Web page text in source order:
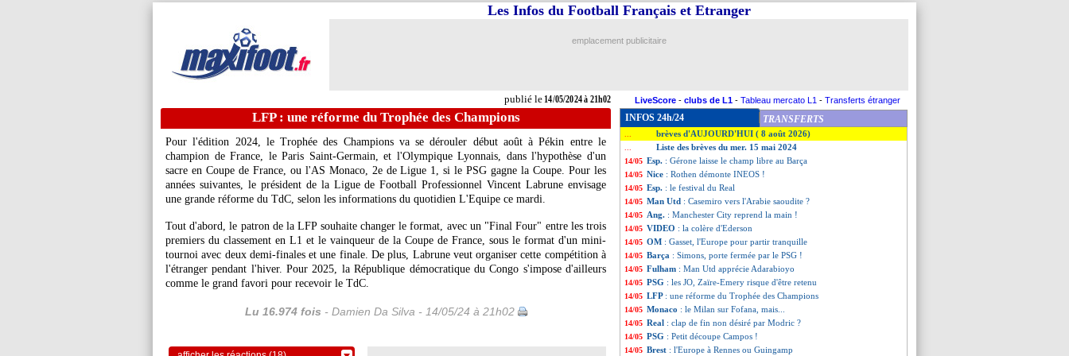
publié le14/05/2024 à 21h02
Les Infos du Football Français et Etranger
emplacement publicitaire
LiveScore - clubs de L1 - Tableau mercato L1 - Transferts étranger
LFP : une réforme du Trophée des Champions
Pour l'édition 2024, le Trophée des Champions va se dérouler début août à Pékin entre le
champion de France, le Paris Saint-Germain, et l'Olympique Lyonnais, dans l'hypothèse d'un
sacre en Coupe de France, ou l'AS Monaco, 2e de Ligue 1, si le PSG gagne la Coupe. Pour les
années suivantes, le président de la Ligue de Football Professionnel Vincent Labrune envisage
une grande réforme du TdC, selon les informations du quotidien L'Equipe ce mardi.
Tout d'abord, le patron de la LFP souhaite changer le format, avec un "Final Four" entre les trois
premiers du classement en L1 et le vainqueur de la Coupe de France, sous le format d'un mini-
tournoi avec deux demi-finales et une finale. De plus, Labrune veut organiser cette compétition à
l'étranger pendant l'hiver. Pour 2025, la République démocratique du Congo s'impose d'ailleurs
comme le grand favori pour recevoir le TdC.
Lu 16.974 fois - Damien Da Silva - 14/05/24 à 21h02
INFOS 24h/24 TRANSFERTS
brèves d'AUJOURD'HUI ( 8 août 2026)
Liste des brèves du mer. 15 mai 2024
14/05 Esp. : Gérone laisse le champ libre au Barça
14/05 Nice : Rothen démonte INEOS !
14/05 Esp. : le festival du Real
14/05 Man Utd : Casemiro vers l'Arabie saoudite ?
14/05 Ang. : Manchester City reprend la main !
14/05 VIDEO : la colère d'Ederson
14/05 OM : Gasset, l'Europe pour partir tranquille
14/05 Barça : Simons, porte fermée par le PSG !
14/05 Fulham : Man Utd apprécie Adarabioyo
14/05 PSG : les JO, Zaïre-Emery risque d'être retenu
14/05 LFP : une réforme du Trophée des Champions
14/05 Monaco : le Milan sur Fofana, mais...
14/05 Real : clap de fin non désiré par Modric ?
14/05 PSG : Petit découpe Campos !
14/05 Brest : l'Europe à Rennes ou Guingamp